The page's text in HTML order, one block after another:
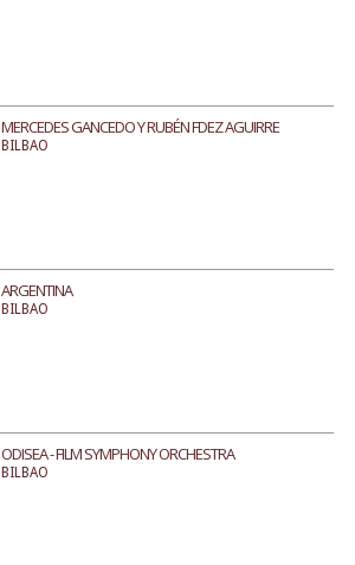
MERCEDES GANCEDO Y RUBÉN FDEZ AGUIRRE
BILBAO
ARGENTINA
BILBAO
ODISEA - FILM SYMPHONY ORCHESTRA
BILBAO